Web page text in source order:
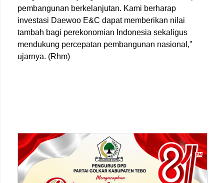
pembangunan berkelanjutan. Kami berharap
investasi Daewoo E&C dapat memberikan nilai
tambah bagi perekonomian Indonesia sekaligus
mendukung percepatan pembangunan nasional,"
ujarnya. (Rhm)